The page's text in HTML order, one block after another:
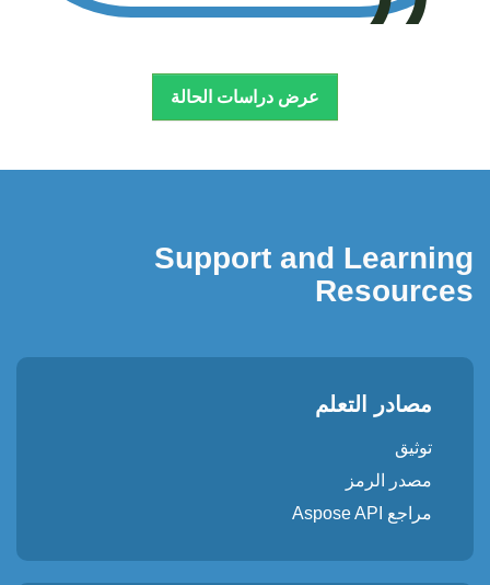
ريك جود | زيفر ، هولندا
عرض دراسات الحالة
Support and Learning
Resources
مصادر التعلم
توثيق
مصدر الرمز
مراجع Aspose API